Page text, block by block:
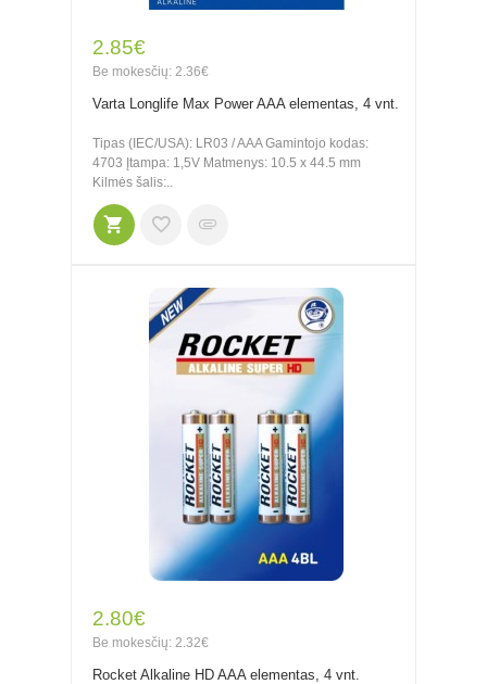
2.85€
Be mokesčių: 2.36€
Varta Longlife Max Power AAA elementas, 4 vnt.
Tipas (IEC/USA): LR03 / AAA Gamintojo kodas:
4703 Įtampa: 1,5V Matmenys: 10.5 x 44.5 mm
Kilmės šalis:..
2.80€
Be mokesčių: 2.32€
Rocket Alkaline HD AAA elementas, 4 vnt.